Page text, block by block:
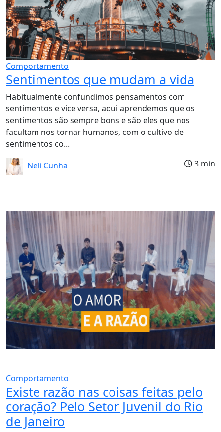
Comportamento
Sentimentos que mudam a vida
Habitualmente confundimos pensamentos com
sentimentos e vice versa, aqui aprendemos que os
sentimentos são sempre bons e são eles que nos
facultam nos tornar humanos, com o cultivo de
sentimentos co...
Neli Cunha
3 min
Comportamento
Existe razão nas coisas feitas pelo
coração? Pelo Setor Juvenil do Rio
de Janeiro